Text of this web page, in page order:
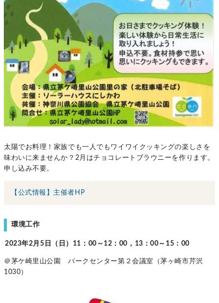
太陽でお料理！家族でも一人でもワイワイクッキングの楽しさを
味わいに来ませんか？2月はチョコレートブラウニーを作ります。
申し込み不要。
【公式情報】主催者HP
環境工作
2023年2月5日（日） 11 ： 00 ～ 12 ： 00 ， 13 ：00 ～15：00
＠茅ケ崎里山公園 パークセンター第２会議室（茅ヶ崎市芹沢
1030）